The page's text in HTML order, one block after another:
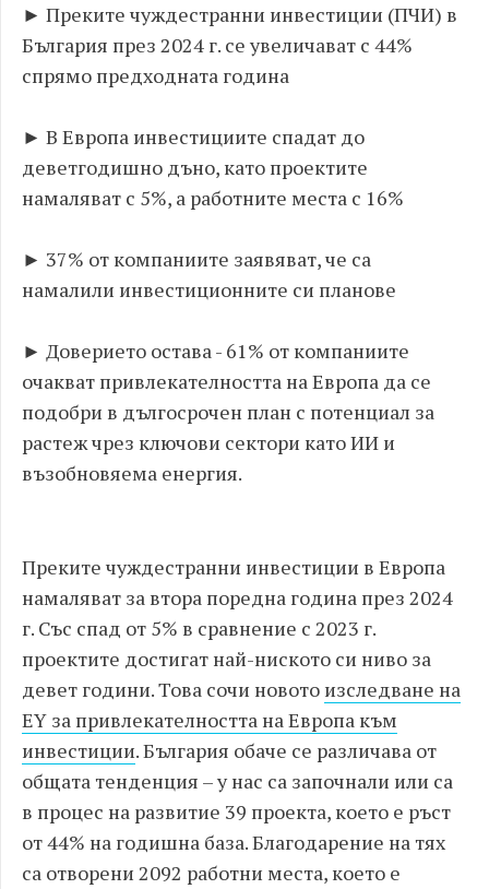
► Преките чуждестранни инвестиции (ПЧИ) в
България през 2024 г. се увеличават с 44%
спрямо предходната година
► В Европа инвестициите спадат до
деветгодишно дъно, като проектите
намаляват с 5%, а работните места с 16%
► 37% от компаниите заявяват, че са
намалили инвестиционните си планове
► Доверието остава - 61% от компаниите
очакват привлекателността на Европа да се
подобри в дългосрочен план с потенциал за
растеж чрез ключови сектори като ИИ и
възобновяема енергия.
Преките чуждестранни инвестиции в Европа
намаляват за втора поредна година през 2024
г. Със спад от 5% в сравнение с 2023 г.
проектите достигат най-ниското си ниво за
девет години. Това сочи новото изследване на
EY за привлекателността на Европа към
инвестиции. България обаче се различава от
общата тенденция – у нас са започнали или са
в процес на развитие 39 проекта, което е ръст
от 44% на годишна база. Благодарение на тях
са отворени 2092 работни места, което е